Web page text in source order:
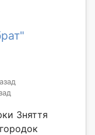
Зняття